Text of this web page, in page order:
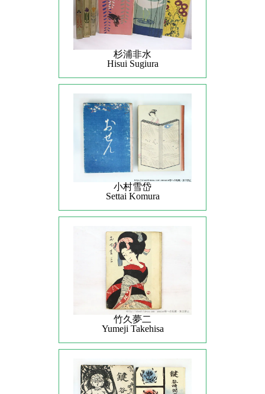
杉浦非水
Hisui Sugiura
小村雪岱
Settai Komura
竹久夢二
Yumeji Takehisa